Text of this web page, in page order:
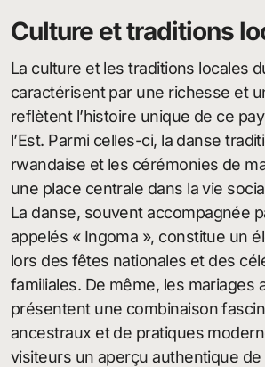
Culture et traditions
La culture et les traditions locales
caractérisent par une richesse et
reflètent l’histoire unique de ce
l’Est. Parmi celles-ci, la danse
rwandaise et les cérémonies de
une place centrale dans la vie
La danse, souvent accompagnée
appelés « Ingoma », constitue un
lors des fêtes nationales et des
familiales. De même, les mariages
présentent une combinaison
ancestraux et de pratiques
visiteurs un aperçu authentique de